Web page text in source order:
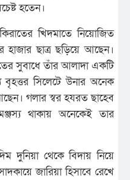
হতেন।
খিদমাতে নিয়োজিত
হাজার ছাত্র ছড়িয়ে আছেন।
সুবাধে তাঁর আলাদা একটি
সিলেটে উনার অনেক
গলার স্বর হযরত ছাহেব
থাকায় অনেকেই তার
দুনিয়া থেকে বিদায় নিয়ে
জারিয়া হিসাবে রেখে